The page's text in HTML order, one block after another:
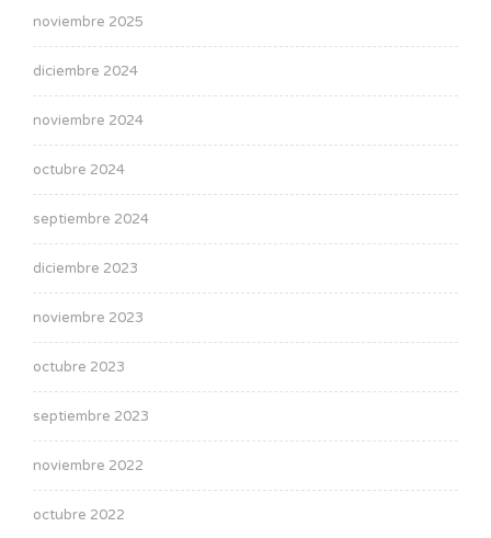
noviembre 2025
diciembre 2024
noviembre 2024
octubre 2024
septiembre 2024
diciembre 2023
noviembre 2023
octubre 2023
septiembre 2023
noviembre 2022
octubre 2022